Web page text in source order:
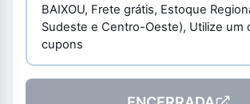
BAIXOU, Frete grátis, Estoque
Sudeste e Centro-Oeste), Utilize um
cupons